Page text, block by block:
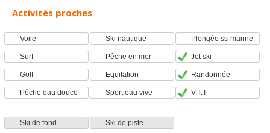
Activités proches
Voile Ski nautique Plongée ss-marine
Surf Pêche en mer Jet ski
Golf Equitation Randonnée
Pêche eau douce Sport eau vive V.T.T
Ski de fond Ski de piste